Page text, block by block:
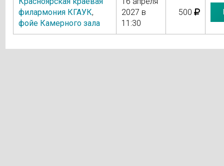
филармония КГАУК,
фойе Камерного зала
2027 в
11:30
500